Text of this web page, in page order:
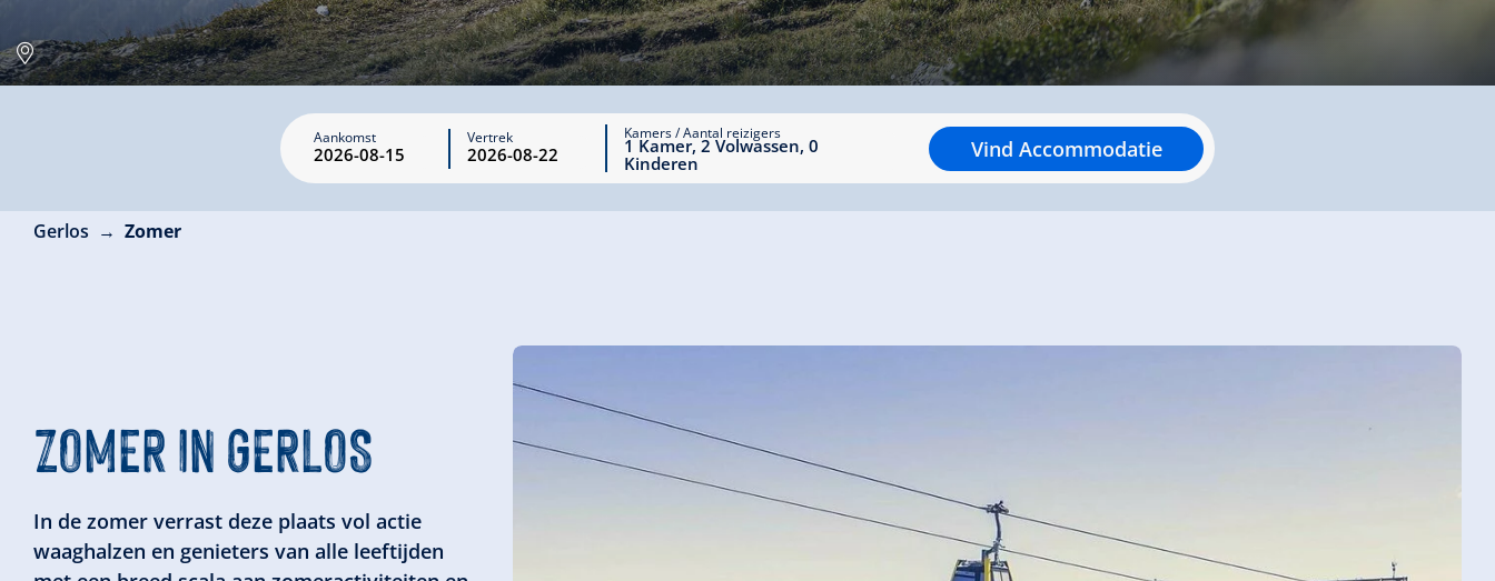
Aankomst Vertrek Kamers / Aantal reizigers
1 Kamer, 2 Volwassen, 0
Kinderen
Vind Accommodatie
Gerlos Zomer
ZOMER IN GERLOS
In de zomer verrast deze plaats vol actie
waaghalzen en genieters van alle leeftijden